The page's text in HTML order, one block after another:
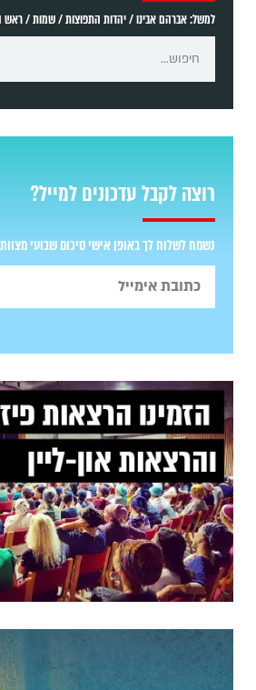
למשל: אברהם אבינו / יהדות התפוצות / שמות /
רוצה לקבל עדכונים למייל?
נשמח לשלוח לך באופן אישי סיכום שבועי